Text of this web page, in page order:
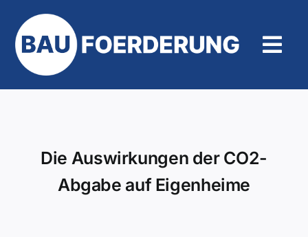
Inhalt
springen
Die Auswirkungen der CO2-
Abgabe auf Eigenheime